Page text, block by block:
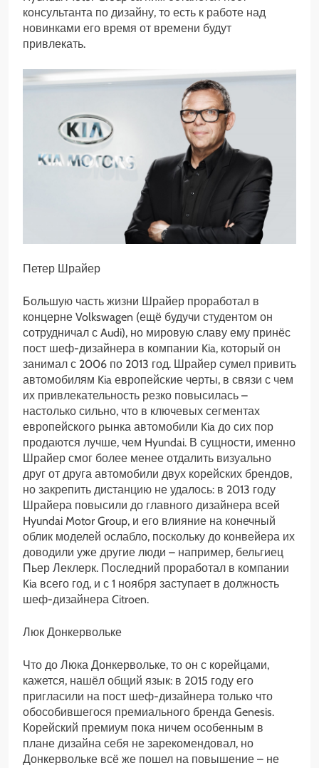
консультанта по дизайну, то есть к работе над
новинками его время от времени будут
привлекать.
Петер Шрайер
Большую часть жизни Шрайер проработал в
концерне Volkswagen (ещё будучи студентом он
сотрудничал с Audi), но мировую славу ему принёс
пост шеф-дизайнера в компании Kia, который он
занимал с 2006 по 2013 год. Шрайер сумел привить
автомобилям Kia европейские черты, в связи с чем
их привлекательность резко повысилась –
настолько сильно, что в ключевых сегментах
европейского рынка автомобили Kia до сих пор
продаются лучше, чем Hyundai. В сущности, именно
Шрайер смог более менее отдалить визуально
друг от друга автомобили двух корейских брендов,
но закрепить дистанцию не удалось: в 2013 году
Шрайера повысили до главного дизайнера всей
Hyundai Motor Group, и его влияние на конечный
облик моделей ослабло, поскольку до конвейера их
доводили уже другие люди – например, бельгиец
Пьер Леклерк. Последний проработал в компании
Kia всего год, и с 1 ноября заступает в должность
шеф-дизайнера Citroen.
Люк Донкервольке
Что до Люка Донкервольке, то он с корейцами,
кажется, нашёл общий язык: в 2015 году его
пригласили на пост шеф-дизайнера только что
обособившегося премиального бренда Genesis.
Корейский премиум пока ничем особенным в
плане дизайна себя не зарекомендовал, но
Донкервольке всё же пошел на повышение – не